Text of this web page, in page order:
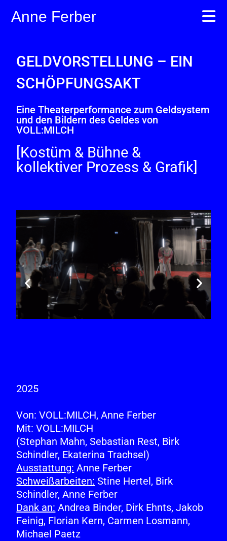
Anne Ferber
GELDVORSTELLUNG – EIN
SCHÖPFUNGSAKT
Eine Theaterperformance zum Geldsystem
und den Bildern des Geldes von
VOLL:MILCH
[Kostüm & Bühne &
kollektiver Prozess & Grafik]
2025
Von:VOLL:MILCH, Anne Ferber
Mit:VOLL:MILCH
(Stephan Mahn, Sebastian Rest, Birk
Schindler, Ekaterina Trachsel)
Ausstattung: Anne Ferber
Schweißarbeiten: Stine Hertel, Birk
Schindler, Anne Ferber
Dank an: Andrea Binder, Dirk Ehnts, Jakob
Feinig, Florian Kern, Carmen Losmann,
Michael Paetz